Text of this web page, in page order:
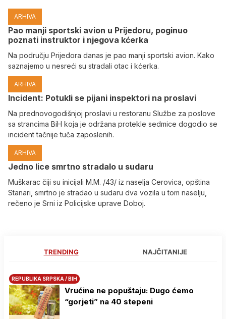
ARHIVA
Pao manji sportski avion u Prijedoru, poginuo
poznati instruktor i njegova kćerka
Na području Prijedora danas je pao manji sportski avion. Kako
saznajemo u nesreći su stradali otac i kćerka.
ARHIVA
Incident: Potukli se pijani inspektori na proslavi
Na prednovogodišnjoj proslavi u restoranu Službe za poslove
sa strancima BiH koja je održana protekle sedmice dogodio se
incident tačnije tuča zaposlenih.
ARHIVA
Јedno lice smrtno stradalo u sudaru
Muškarac čiji su inicijali M.M. /43/ iz naselja Cerovica, opština
Stanari, smrtno je stradao u sudaru dva vozila u tom naselju,
rečeno je Srni iz Policijske uprave Doboj.
TRENDING NAJČITANIJE
REPUBLIKA SRPSKA / BIH
Vrućine ne popuštaju: Dugo ćemo
“gorjeti” na 40 stepeni